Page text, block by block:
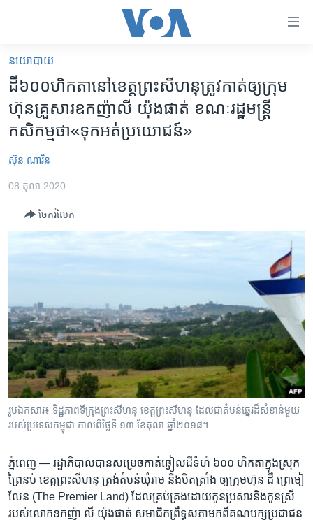
គេហទំព័រ​
ទាក់ទង
និង​
ចូល​
ទំព័រ​
ព័ត៌មាន​​
រំលង​
រចនា
សម្ព័ន្ធ​
រំលង​
និង​
ចូល​
ទៅ​
កាន់​
ទំព័រ​
រក
កម្ពុជា
អាមេរិក
ព្រឹត្តិការណ៍ព័ត៌មាន
កម្មវិធីទាំងអស់
Khmer English
បណ្តាញ​សង្គម
នយោបាយ
ដី​៦០០​ហិកតា​នៅ​ខេត្ត​ព្រះ​សីហនុ​ត្រូវ​កាត់​ឲ្យ​ក្រុម
ហ៊ុន​គ្រួសារ​ឧកញ៉ា​លី យ៉ុងផាត់ ​ខណៈ​រដ្ឋមន្រ្តី​
កសិកម្ម​ថា​«ទុក​អត់​ប្រយោជន៍»​
ស៊ុន ណារិន
08 តុលា 2020
ចែករំលែក
រូបឯកសារ៖ ទិដ្ឋភាពទីក្រុងព្រះសីហនុ ខេត្តព្រះសីហនុ ដែលជាតំបន់ឆ្នេរដ៏សំខាន់មួយ
របស់ប្រទេសកម្ពុជា កាលពីថ្ងៃទី ១៣ ខែតុលា ឆ្នាំ២០១៨។
ភ្នំពេញ — រដ្ឋាភិបាល​បាន​សម្រេច​កាត់​ឆ្វៀល​ដី​ទំហំ​ ៦០០ ​ហិកតា​ក្នុង​ស្រុក​
ព្រៃនប់​ ខេត្ត​ព្រះសីហនុ​ ត្រង់​តំបន់​ឃុំ​រាម ​និង​បិតត្រាំង​ ឲ្យ​ក្រុមហ៊ុន ​ដឹ ព្រេមៀ
លែន ​(The Premier Land)​ ដែល​គ្រប់គ្រង​ដោយ​កូន​ប្រសារ​និង​កូនស្រី​
របស់​លោក​ឧកញ៉ា​ លី យ៉ុងផាត់​ សមាជិក​ព្រឹទ្ធ​សភា​មក​ពី​គណបក្ស​ប្រជាជន​